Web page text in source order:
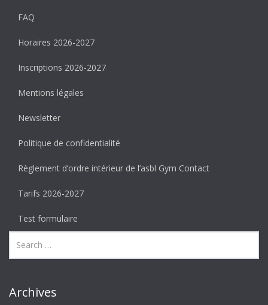
FAQ
Horaires 2026-2027
Inscriptions 2026-2027
Mentions légales
Newsletter
Politique de confidentialité
Règlement d’ordre intérieur de l’asbl Gym Contact
Tarifs 2026-2027
Test formulaire
Archives